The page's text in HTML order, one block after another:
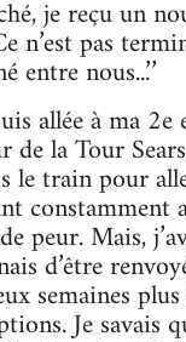
je reçu un
n’est pas
entre nous...’’
allée à ma 2e
de la Tour
le train pour
constamment
peur. Mais,
d’être
semaines
Je savais